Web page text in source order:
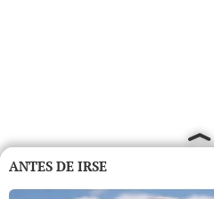
ANTES DE IRSE